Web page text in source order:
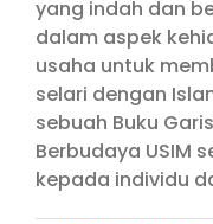
yang indah dan
dalam aspek
usaha untuk
selari dengan
sebuah Buku
Berbudaya USIM
kepada individu